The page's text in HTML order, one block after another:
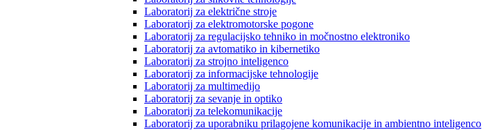
Laboratorij za električne stroje
Laboratorij za elektromotorske pogone
Laboratorij za regulacijsko tehniko in močnostno elektroniko
Laboratorij za avtomatiko in kibernetiko
Laboratorij za strojno inteligenco
Laboratorij za informacijske tehnologije
Laboratorij za multimedijo
Laboratorij za sevanje in optiko
Laboratorij za telekomunikacije
Laboratorij za uporabniku prilagojene komunikacije in ambientno inteligenco